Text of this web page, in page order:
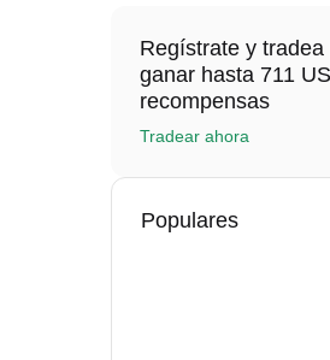
Regístrate y tradea
ganar hasta 711
recompensas
Tradear ahora
Populares